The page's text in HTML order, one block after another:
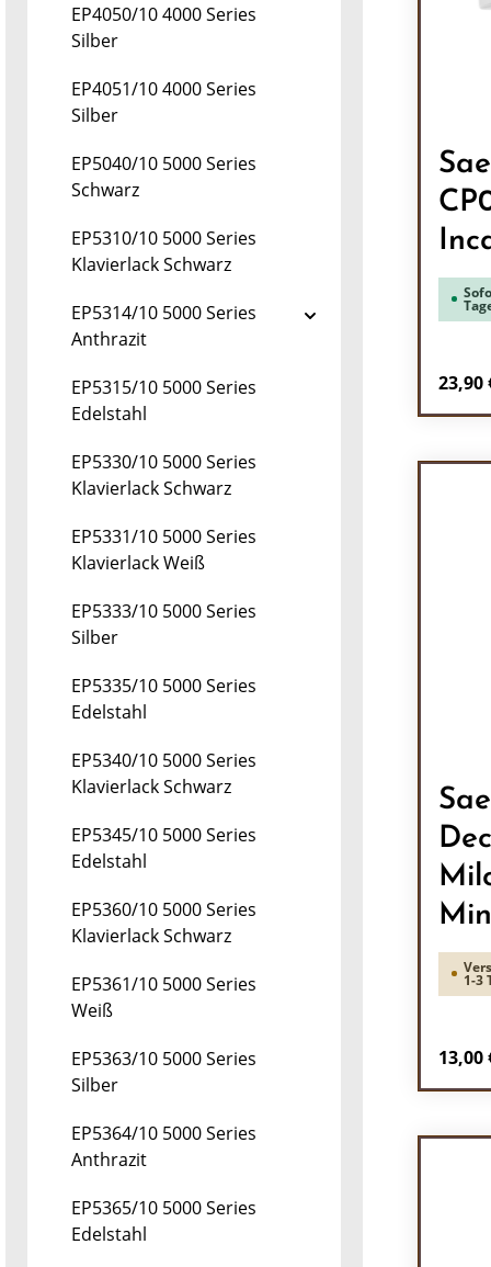
EP4050/10 4000 Series
Silber
EP4051/10 4000 Series
Silber
EP5040/10 5000 Series
Schwarz
EP5310/10 5000 Series
Klavierlack Schwarz
EP5314/10 5000 Series
Anthrazit
EP5315/10 5000 Series
Edelstahl
EP5330/10 5000 Series
Klavierlack Schwarz
EP5331/10 5000 Series
Klavierlack Weiß
EP5333/10 5000 Series
Silber
EP5335/10 5000 Series
Edelstahl
EP5340/10 5000 Series
Klavierlack Schwarz
EP5345/10 5000 Series
Edelstahl
EP5360/10 5000 Series
Klavierlack Schwarz
EP5361/10 5000 Series
Weiß
EP5363/10 5000 Series
Silber
EP5364/10 5000 Series
Anthrazit
EP5365/10 5000 Series
Edelstahl
23,90
1-3
13,00